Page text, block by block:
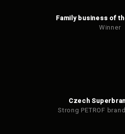
Family business of
Winner
Czech
Strong PETROF